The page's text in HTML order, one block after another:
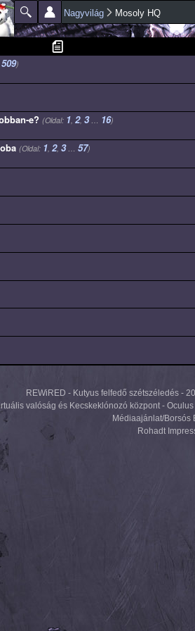
Ugrás a
tartalomra
Nagyvilág Mosoly HQ
509)
e? (Oldal: 1, 2, 3… 16)
(Oldal: 1, 2, 3… 57)
REWiRED - Kutyus felfedő szétszéledés -
valóság és Kecskeklónozó központ -
Médiaajánlat/Borsós
Rohadt